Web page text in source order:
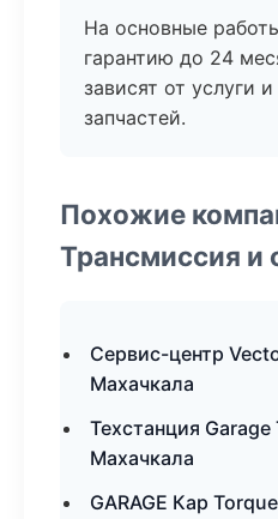
На основные
гарантию до 24
зависят от услуги
запчастей.
Похожие
Трансмиссия и
Сервис-центр
Махачкала
Техстанция
Махачкала
GARAGE Кар